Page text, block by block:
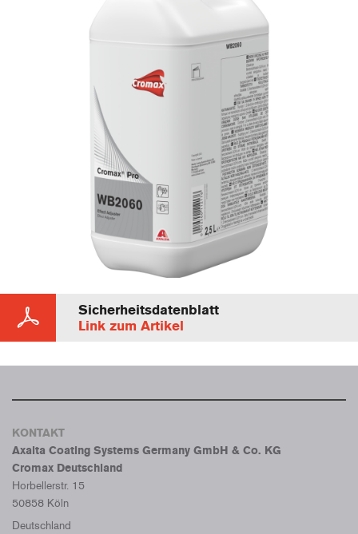
Sicherheitsdatenblatt
Link zum Artikel
KONTAKT
Axalta Coating Systems Germany GmbH & Co. KG
Cromax Deutschland
Horbellerstr. 15
50858 Köln
Deutschland